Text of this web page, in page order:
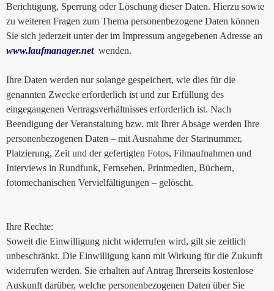
Berichtigung, Sperrung oder Löschung dieser Daten. Hierzu sowie
zu weiteren Fragen zum Thema personenbezogene Daten können
Sie sich jederzeit unter der im Impressum angegebenen Adresse an
www.laufmanager.netwenden.
Ihre Daten werden nur solange gespeichert, wie dies für die
genannten Zwecke erforderlich ist und zur Erfüllung des
eingegangenen Vertragsverhältnisses erforderlich ist. Nach
Beendigung der Veranstaltung bzw. mit Ihrer Absage werden Ihre
personenbezogenen Daten – mit Ausnahme der Startnummer,
Platzierung, Zeit und der gefertigten Fotos, Filmaufnahmen und
Interviews in Rundfunk, Fernsehen, Printmedien, Büchern,
fotomechanischen Vervielfältigungen – gelöscht.
Ihre Rechte:
Soweit die Einwilligung nicht widerrufen wird, gilt sie zeitlich
unbeschränkt. Die Einwilligung kann mit Wirkung für die Zukunft
widerrufen werden. Sie erhalten auf Antrag Ihrerseits kostenlose
Auskunft darüber, welche personenbezogenen Daten über Sie